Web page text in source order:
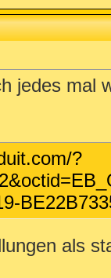
jedes mal
?
als